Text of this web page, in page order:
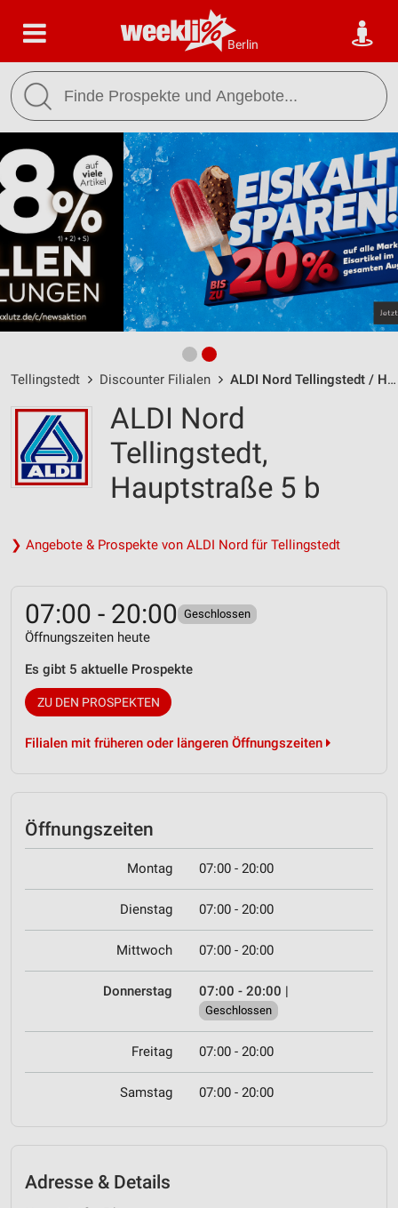
Berlin
Tellingstedt Discounter Filialen ALDI Nord Tellingstedt / Hauptstraße 5 b - Öffnungszeiten & Adresse
ALDI Nord
Tellingstedt,
Hauptstraße 5 b
❯ Angebote & Prospekte von ALDI Nord für Tellingstedt
07:00 - 20:00 Geschlossen
Öffnungszeiten heute
Es gibt 5 aktuelle Prospekte
ZU DEN PROSPEKTEN
Filialen mit früheren oder längeren Öffnungszeiten
Öffnungszeiten
Montag 07:00 - 20:00
Dienstag 07:00 - 20:00
Mittwoch 07:00 - 20:00
Donnerstag 07:00 - 20:00 |
Geschlossen
Freitag 07:00 - 20:00
Samstag 07:00 - 20:00
Adresse & Details